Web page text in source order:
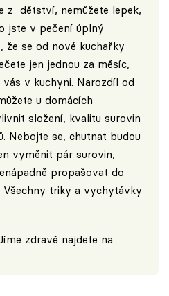
z dětství, nemůžete lepek,
jste v pečení úplný
že se od nové kuchařky
jen jednou za měsíc,
v kuchyni. Narozdíl od
u domácích
složení, kvalitu surovin
Nebojte se, chutnat budou
vyměnit pár surovin,
propašovat do
Všechny triky a vychytávky
zdravě najdete na